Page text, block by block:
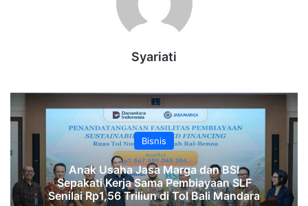
Syariati
Bisnis
Anak Usaha Jasa Marga dan BSI
Sepakati Kerja Sama Pembiayaan SLF
‎Senilai Rp1,56 Triliun di Tol Bali Mandara‎‎